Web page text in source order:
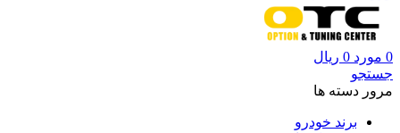
0 مورد 0 ریال
جستجو
مرور دسته ها
برند خودرو